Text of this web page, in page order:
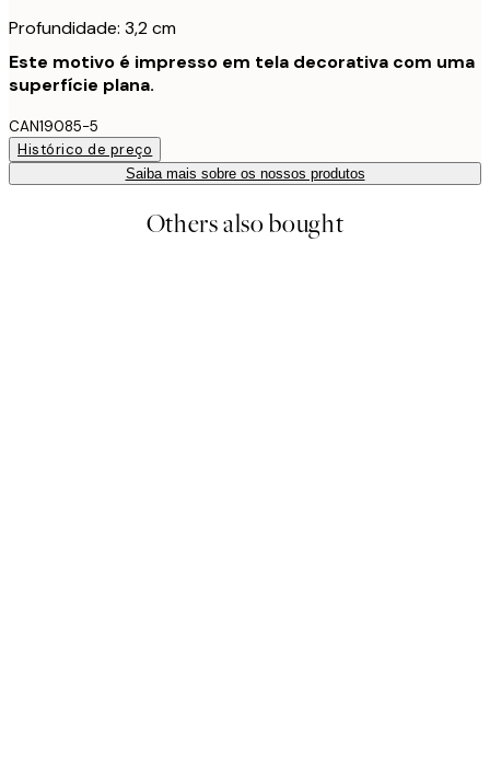
Profundidade: 3,2 cm
Este motivo é impresso em tela decorativa com uma
superfície plana.
CAN19085-5
Histórico de preço
Saiba mais sobre os nossos produtos
Others also bought